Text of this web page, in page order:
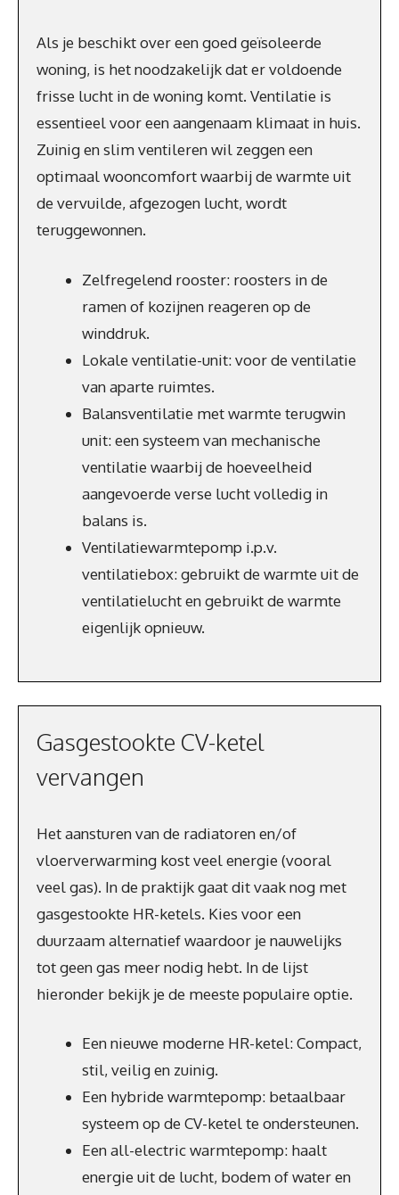
Als je beschikt over een goed geïsoleerde
woning, is het noodzakelijk dat er voldoende
frisse lucht in de woning komt. Ventilatie is
essentieel voor een aangenaam klimaat in huis.
Zuinig en slim ventileren wil zeggen een
optimaal wooncomfort waarbij de warmte uit
de vervuilde, afgezogen lucht, wordt
teruggewonnen.
Zelfregelend rooster: roosters in de
ramen of kozijnen reageren op de
winddruk.
Lokale ventilatie-unit: voor de ventilatie
van aparte ruimtes.
Balansventilatie met warmte terugwin
unit: een systeem van mechanische
ventilatie waarbij de hoeveelheid
aangevoerde verse lucht volledig in
balans is.
Ventilatiewarmtepomp i.p.v.
ventilatiebox: gebruikt de warmte uit de
ventilatielucht en gebruikt de warmte
eigenlijk opnieuw.
Gasgestookte CV-ketel
vervangen
Het aansturen van de radiatoren en/of
vloerverwarming kost veel energie (vooral
veel gas). In de praktijk gaat dit vaak nog met
gasgestookte HR-ketels. Kies voor een
duurzaam alternatief waardoor je nauwelijks
tot geen gas meer nodig hebt. In de lijst
hieronder bekijk je de meeste populaire optie.
Een nieuwe moderne HR-ketel: Compact,
stil, veilig en zuinig.
Een hybride warmtepomp: betaalbaar
systeem op de CV-ketel te ondersteunen.
Een all-electric warmtepomp: haalt
energie uit de lucht, bodem of water en